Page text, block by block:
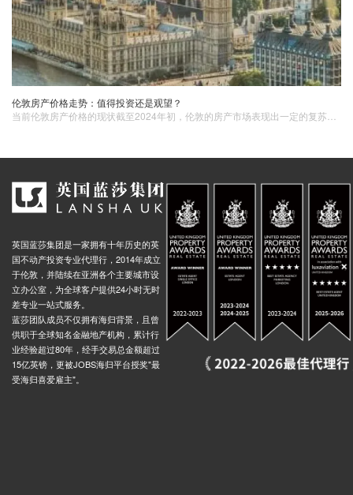
伦敦房产价格走势：值得投资还是观望？
英国蓝莎集团是一家拥有十年历史的英
国不动产投资专业代理行，2014年成立
于伦敦，并陆续在亚洲各个主要城市设
立办公室，为全球客户提供24小时无时
差专业一站式服务。
蓝莎团队成员不仅拥有海归背景，且曾
供职于全球知名金融地产机构，累计行
业经验超过80年，经手交易总金额超过
15亿英镑，更被JOBS海归平台授奖"最
受海归喜爱雇主"。